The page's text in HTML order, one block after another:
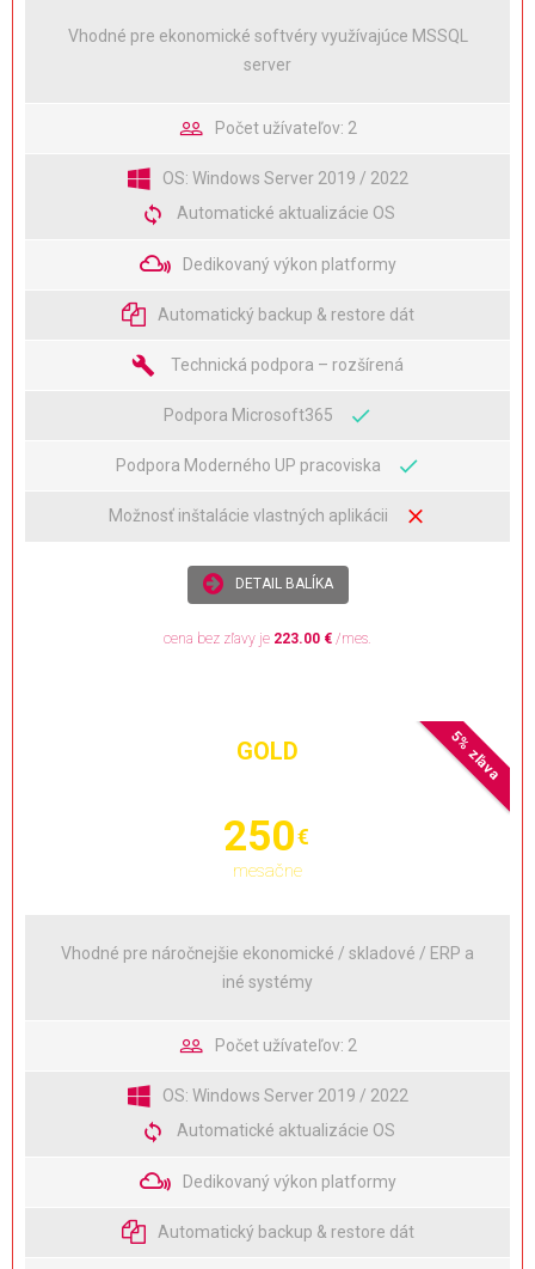
Vhodné pre ekonomické softvéry využívajúce MSSQL
server
Počet užívateľov: 2
OS: Windows Server 2019 / 2022
Automatické aktualizácie OS
Dedikovaný výkon platformy
Automatický backup & restore dát
Technická podpora – rozšírená
Podpora Microsoft365
Podpora Moderného UP pracoviska
Možnosť inštalácie vlastných aplikácii
DETAIL BALÍKA
cena bez zľavy je 223.00 € /mes.
5% zľava
GOLD
250€
mesačne
Vhodné pre náročnejšie ekonomické / skladové / ERP a
iné systémy
Počet užívateľov: 2
OS: Windows Server 2019 / 2022
Automatické aktualizácie OS
Dedikovaný výkon platformy
Automatický backup & restore dát